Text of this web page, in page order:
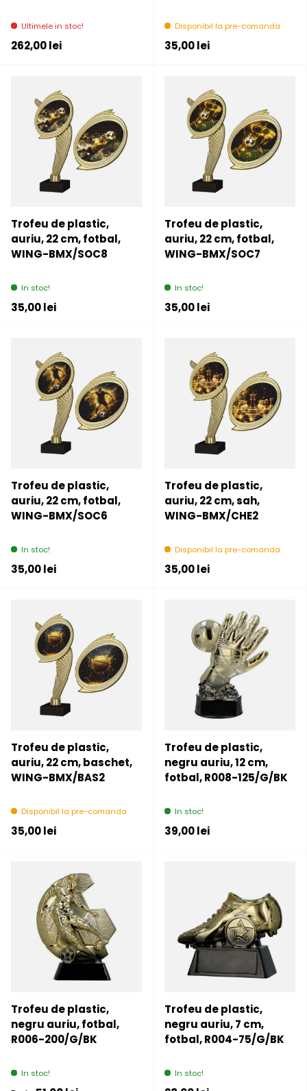
Ultimele in stoc!
Pret initial
262,00 lei
Disponibil la pre-comanda
Pret initial
35,00 lei
Trofeu de plastic,
auriu, 22 cm, fotbal,
WING-BMX/SOC8
In stoc!
Pret initial
35,00 lei
Trofeu de plastic,
auriu, 22 cm, fotbal,
WING-BMX/SOC7
In stoc!
Pret initial
35,00 lei
Trofeu de plastic,
auriu, 22 cm, fotbal,
WING-BMX/SOC6
In stoc!
Pret initial
35,00 lei
Trofeu de plastic,
auriu, 22 cm, sah,
WING-BMX/CHE2
Disponibil la pre-comanda
Pret initial
35,00 lei
Trofeu de plastic,
auriu, 22 cm, baschet,
WING-BMX/BAS2
Disponibil la pre-comanda
Pret initial
35,00 lei
Trofeu de plastic,
negru auriu, 12 cm,
fotbal, R008-125/G/BK
In stoc!
Pret initial
39,00 lei
Trofeu de plastic,
negru auriu, fotbal,
R006-200/G/BK
In stoc!
Trofeu de plastic,
negru auriu, 7 cm,
fotbal, R004-75/G/BK
In stoc!